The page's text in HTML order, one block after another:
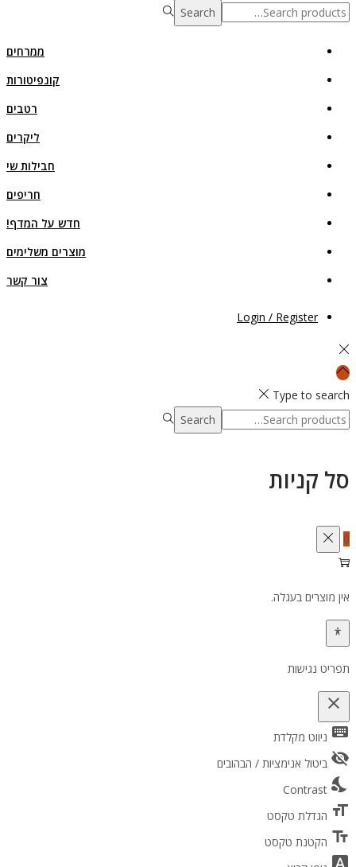
Search
Search
ממרחים
קונפיטורות
רטבים
ליקרים
חבילות שי
חריפים
חדש על המדף!
מוצרים משלימים
צור קשר
Login / Register
Type to search
Search
Search
סל קניות
0
אין מוצרים בעגלה.
תפריט נגישות
close
פתיחה וסגירה של תפריט הנגישותkeyboard ניווט מקלדת
visibility_off ביטול אנימציות / הבהובים
nights_stay
Contrast
format_size הגדלת טקסט
text_fields הקטנת טקסט
font_download